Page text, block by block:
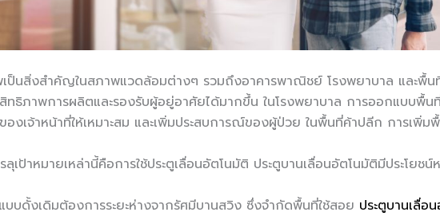
เป็นสิ่งสำคัญในสภาพแวดล้อมต่างๆ รวมถึงอาคารพาณิชย์ โรงพยาบาล และพื้
ทธิภาพการผลิตและรองรับผู้อยู่อาศัยได้มากขึ้น ในโรงพยาบาล การออกแบบพื้
งเจ้าหน้าที่ให้เหมาะสม และเพิ่มประสบการณ์ของผู้ป่วย ในพื้นที่ค้าปลีก การเพิ่ม
เป้าหมายเหล่านี้คือการใช้ประตูเลื่อนอัตโนมัติ ประตูบานเลื่อนอัตโนมัติมีประโยช
บดั้งเดิมต้องการระยะห่างจากรัศมีบานสวิง ซึ่งจำกัดพื้นที่ใช้สอย ประตูบานเลื่อ